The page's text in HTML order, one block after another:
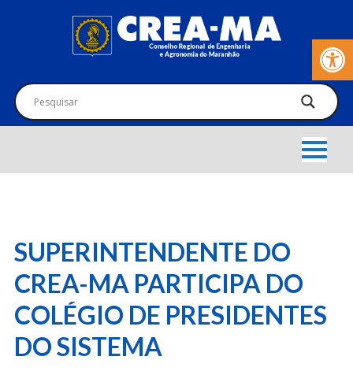
Barra de
SUPERINTENDENTE DO
CREA-MA PARTICIPA DO
COLÉGIO DE PRESIDENTES
DO SISTEMA